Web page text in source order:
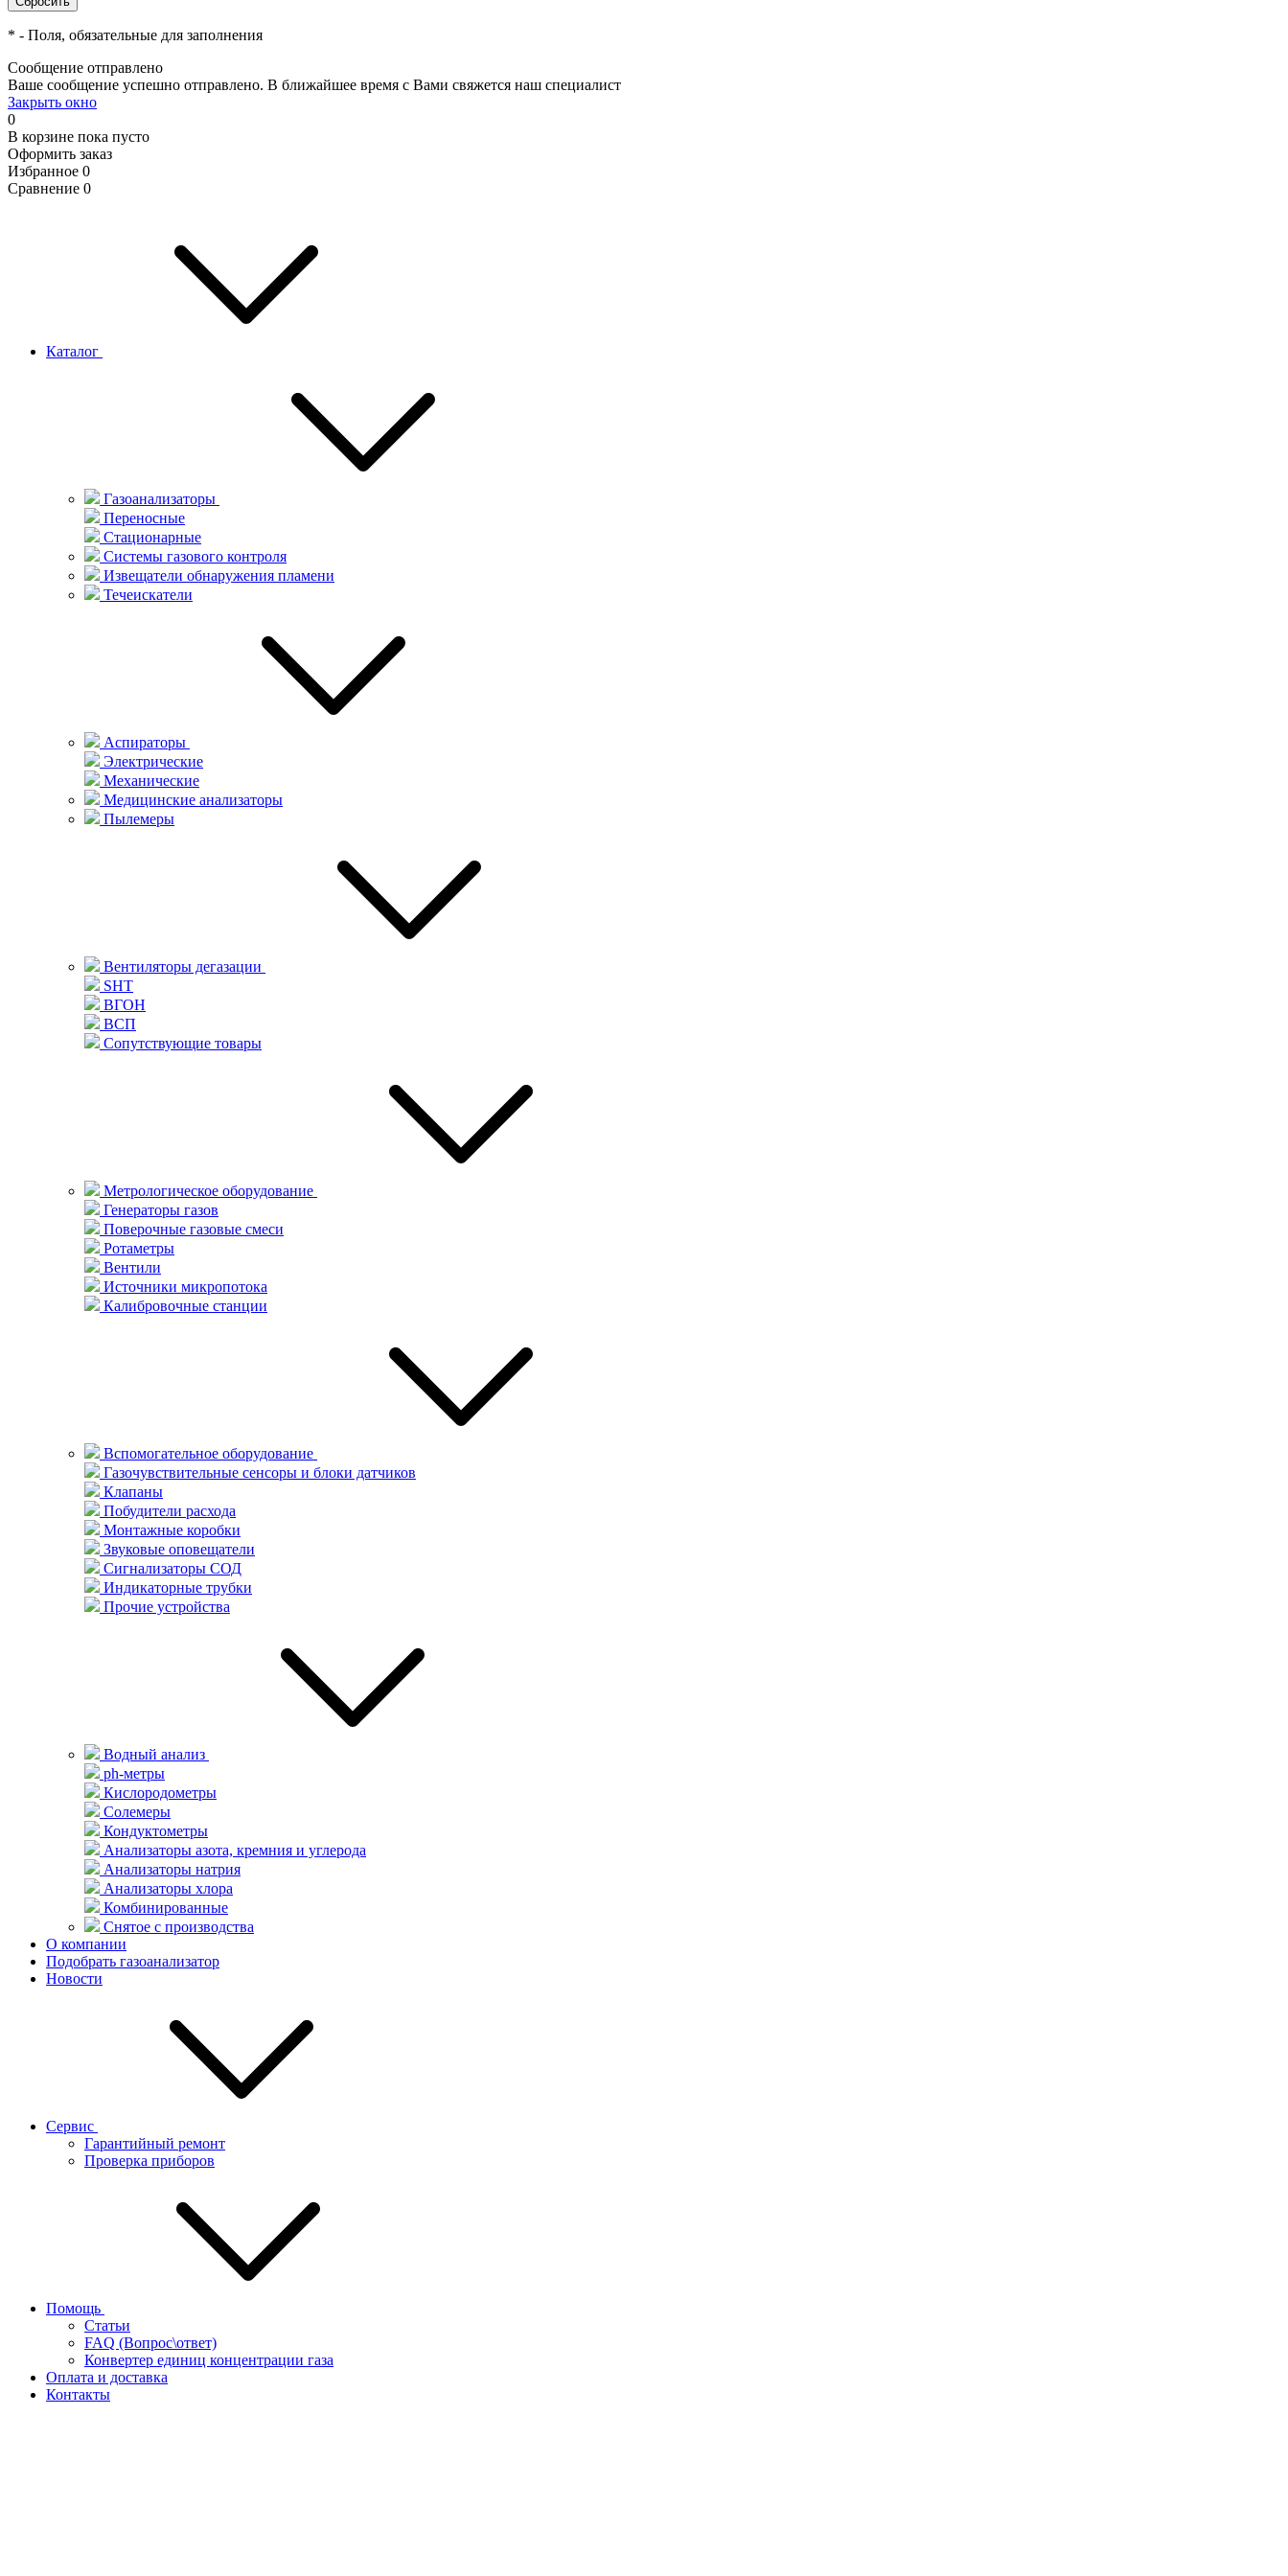
* - Поля, обязательные для заполнения
Сообщение отправлено
Ваше сообщение успешно отправлено. В ближайшее время с Вами свяжется наш специалист
Закрыть окно
0
В корзине пока пусто
Оформить заказ
Избранное 0
Сравнение 0
Каталог
Газоанализаторы
Переносные
Стационарные
Системы газового контроля
Извещатели обнаружения пламени
Течеискатели
Аспираторы
Электрические
Механические
Медицинские анализаторы
Пылемеры
Вентиляторы дегазации
SHT
ВГОН
ВСП
Сопутствующие товары
Метрологическое оборудование
Генераторы газов
Поверочные газовые смеси
Ротаметры
Вентили
Источники микропотока
Калибровочные станции
Вспомогательное оборудование
Газочувствительные сенсоры и блоки датчиков
Клапаны
Побудители расхода
Монтажные коробки
Звуковые оповещатели
Сигнализаторы СОД
Индикаторные трубки
Прочие устройства
Водный анализ
ph-метры
Кислородометры
Солемеры
Кондуктометры
Анализаторы азота, кремния и углерода
Анализаторы натрия
Анализаторы хлора
Комбинированные
Снятое с производства
О компании
Подобрать газоанализатор
Новости
Сервис
Гарантийный ремонт
Проверка приборов
Помощь
Статьи
FAQ (Вопрос\ответ)
Конвертер единиц концентрации газа
Оплата и доставка
Контакты